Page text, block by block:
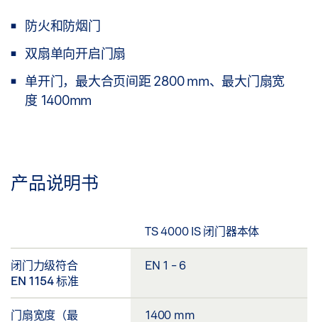
防火和防烟门
双扇单向开启门扇
单开门，最大合页间距 2800 mm、最大门扇宽
度 1400mm
产品说明书
TS 4000 IS 闭门器本体
闭门力级符合
EN 1154 标准
EN 1 - 6
门扇宽度（最
1400 mm